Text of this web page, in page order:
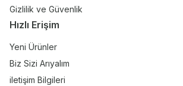
Gizlilik ve Güvenlik
Hızlı Erişim
Yeni Ürünler
Biz Sizi Arıyalım
iletişim Bilgileri